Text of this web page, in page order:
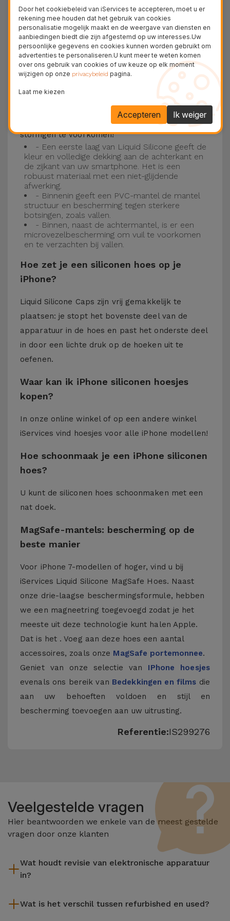
15, 14, 13, 12 onder meer en het nieuwste model
van de Apple, deiPhone 16eniPhone 17.
Drie-laagse bescherming met de
siliconen kappen
Onze iPhone siliconen hoesjes hebben een
robuuste, kwalitatieve constructie met een
drielaagse constructie om ongelukken en
storingen te voorkomen!
- Een eerste laag van Liquid Silicone geeft de
kleur en volledige dekking aan de achterkant en
de zijkant van uw smartphone. Het is een
robuust materiaal met een niet-glijdende
afwerking.
- Binnenin geeft een PVC-mantel de mantel
structuur en bescherming tegen sterkere
botsingen, zoals vallen.
- Binnen, naast de achtermantel, is er een
microvezelbescherming om vuil te voorkomen
en te verzachten bij vallen.
Hoe zet je een siliconen hoes op je
iPhone?
Liquid Silicone Caps zijn vrij gemakkelijk te
plaatsen: je stopt het bovenste deel van de
apparatuur in de hoes en past het onderste deel
in door een lichte druk op de hoeken uit te
oefenen.
Waar kan ik iPhone siliconen hoesjes
kopen?
In onze online winkel of op een andere winkel
iServices vind hoesjes voor alle iPhone modellen!
Hoe schoonmaak je een iPhone siliconen
hoes?
U kunt de siliconen hoes schoonmaken met een
nat doek.
MagSafe-mantels: bescherming op de
beste manier
Voor iPhone 7-modellen of hoger, vind u bij
iServices Liquid Silicone MagSafe Hoes. Naast
onze drie-laagse beschermingsformule, hebben
we een magneetring toegevoegd zodat je het
meeste uit deze technologie kunt halen Apple.
Dat is het . Voeg aan deze hoes een aantal
accessoires, zoals onze MagSafe portemonnee.
Geniet van onze selectie van IPhone hoesjes
evenals ons bereik van Bedekkingen en films die
aan uw behoeften voldoen en stijl en
bescherming toevoegen aan uw uitrusting.
Referentie:IS299276
Veelgestelde vragen
Hier beantwoorden we enkele van de meest gestelde
vragen door onze klanten
Wat houdt revisie van elektronische apparatuur
in?
reiniging, en niet te vergeten het repareren van elk defect
Wat is het verschil tussen refurbished en used?
Door het cookiebeleid van iServices te accepteren, moet u er
rekening mee houden dat het gebruik van cookies
personalisatie mogelijk maakt en de weergave van diensten en
aanbiedingen biedt die zijn afgestemd op uw interesses.Uw
persoonlijke gegevens en cookies kunnen worden gebruikt om
advertenties te personaliseren.U kunt meer te weten komen
over ons gebruik van cookies of uw keuze op elk moment
wijzigen op onze privacybeleid pagina.
Laat me kiezen
Ik weiger
Accepteren